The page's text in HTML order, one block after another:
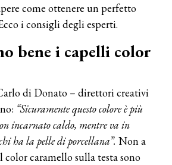
come ottenere un perfetto
i consigli degli esperti.
bene i capelli color
di Donato – direttori creativi
“Sicuramente questo colore è più
incarnato caldo, mentre va in
ha la pelle di porcellana”. Non a
color caramello sulla testa sono